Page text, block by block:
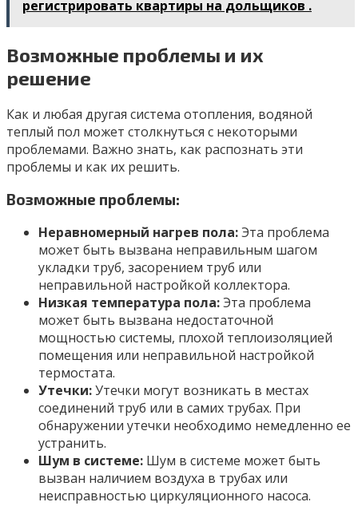
регистрировать квартиры на дольщиков .
Возможные проблемы и их
решение
Как и любая другая система отопления, водяной
теплый пол может столкнуться с некоторыми
проблемами. Важно знать, как распознать эти
проблемы и как их решить.
Возможные проблемы:
Неравномерный нагрев пола:Эта проблема
может быть вызвана неправильным шагом
укладки труб, засорением труб или
неправильной настройкой коллектора.
Низкая температура пола:Эта проблема
может быть вызвана недостаточной
мощностью системы, плохой теплоизоляцией
помещения или неправильной настройкой
термостата.
Утечки:Утечки могут возникать в местах
соединений труб или в самих трубах. При
обнаружении утечки необходимо немедленно ее
устранить.
Шум в системе: Шум в системе может быть
вызван наличием воздуха в трубах или
неисправностью циркуляционного насоса.